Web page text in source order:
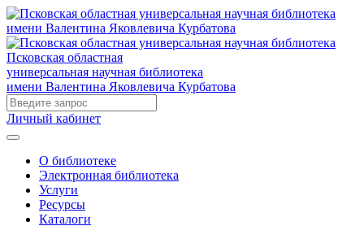
Псковская областная
универсальная научная библиотека
имени Валентина Яковлевича Курбатова
Личный кабинет
О библиотеке
Электронная библиотека
Услуги
Ресурсы
Каталоги